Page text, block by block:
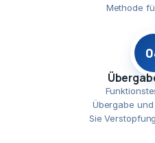
Methode
Übergabe
Sie